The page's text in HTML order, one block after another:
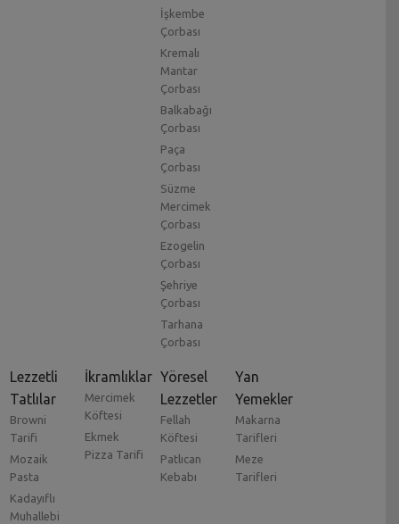
İşkembe
Çorbası
Kremalı
Mantar
Çorbası
Balkabağı
Çorbası
Paça
Çorbası
Süzme
Mercimek
Çorbası
Ezogelin
Çorbası
Şehriye
Çorbası
Tarhana
Çorbası
Lezzetli
Tatlılar
Browni
Tarifi
Mozaik
Pasta
Kadayıflı
Muhallebi
İkramlıklar
Mercimek
Köftesi
Ekmek
Pizza Tarifi
Yöresel
Lezzetler
Fellah
Köftesi
Patlıcan
Kebabı
Yan
Yemekler
Makarna
Tarifleri
Meze
Tarifleri